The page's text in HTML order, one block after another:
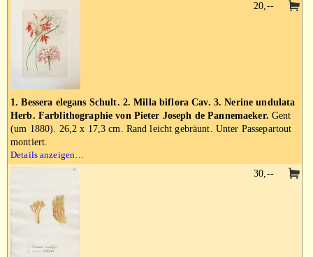
1. Bessera elegans Schult. 2. Milla biflora Cav. 3. Nerine undulata
Herb. Farblithographie von Pieter Joseph de Pannemaeker. Gent
(um 1880). 26,2 x 17,3 cm. Rand leicht gebräunt. Unter Passepartout
montiert.
Details anzeigen…
20,--
30,--